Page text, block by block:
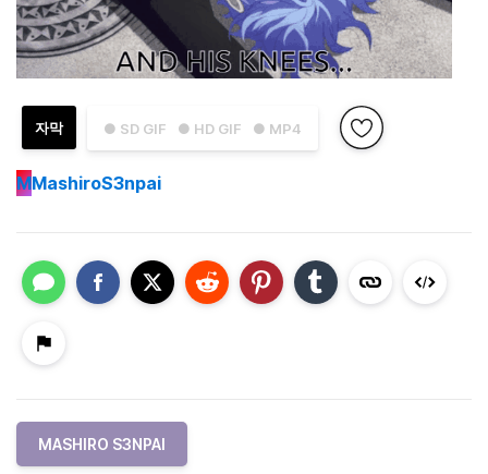
● SD GIF ● HD GIF ● MP4
자막
MMashiroS3npai
MASHIRO S3NPAI